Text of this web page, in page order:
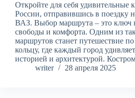
Откройте для себя удивительные
России, отправившись в поездку
ВАЗ. Выбор маршрута – это
свободы и комфорта. Одним из
маршрутов станет путешествие
кольцу, где каждый город
историей и архитектурой.
writer
28 апреля 2025